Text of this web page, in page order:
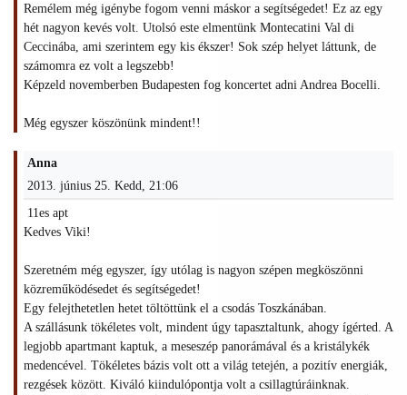
Remélem még igénybe fogom venni máskor a segítségedet! Ez az egy
hét nagyon kevés volt. Utolsó este elmentünk Montecatini Val di
Ceccinába, ami szerintem egy kis ékszer! Sok szép helyet láttunk, de
számomra ez volt a legszebb!
Képzeld novemberben Budapesten fog koncertet adni Andrea Bocelli.
Még egyszer köszönünk mindent!!
Anna
2013. június 25. Kedd, 21:06
11es apt
Kedves Viki!
Szeretném még egyszer, így utólag is nagyon szépen megköszönni
közreműködésedet és segítségedet!
Egy felejthetetlen hetet töltöttünk el a csodás Toszkánában.
A szállásunk tökéletes volt, mindent úgy tapasztaltunk, ahogy ígérted. A
legjobb apartmant kaptuk, a meseszép panorámával és a kristálykék
medencével. Tökéletes bázis volt ott a világ tetején, a pozitív energiák,
rezgések között. Kiváló kiindulópontja volt a csillagtúráinknak.